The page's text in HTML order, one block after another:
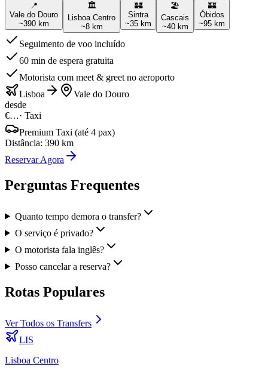
📍
Vale do Douro
~390 km
🏛️
Lisboa Centro
~8km
🏰
Sintra
~35 km
🏖️
Cascais
~40km
🏰
Óbidos
~95 km
Seguimento de voo incluído
60 min de espera gratuita
Motorista com meet & greet no aeroporto
Lisboa
Vale do Douro
desde
€…· Taxi
Premium Taxi (até 4 pax)
Distância: 390 km
Reservar Agora
Perguntas Frequentes
Quanto tempo demora o transfer?
O serviço é privado?
O motorista fala inglês?
Posso cancelar a reserva?
Rotas Populares
Ver Todos os Transfers
LIS
Lisboa Centro